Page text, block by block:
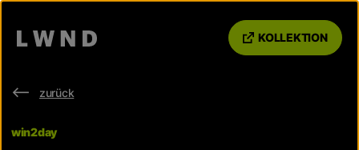
KOLLEKTION
zurück
win2day